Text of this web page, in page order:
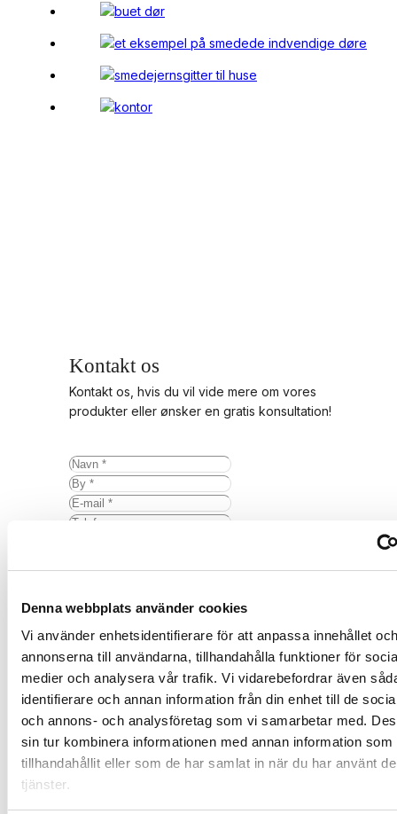
Denna webbplats använder cookies
Vi använder enhetsidentifierare för att anpassa innehållet och
annonserna till användarna, tillhandahålla funktioner för
medier och analysera vår trafik. Vi vidarebefordrar även
identifierare och annan information från din enhet till de
och annons- och analysföretag som vi samarbetar med.
sin tur kombinera informationen med annan information som
tillhandahållit eller som de har samlat in när du har använt
tjänster.
Kontakt os
Kontakt os, hvis du vil vide mere om vores
produkter eller ønsker en gratis konsultation!
Fjern